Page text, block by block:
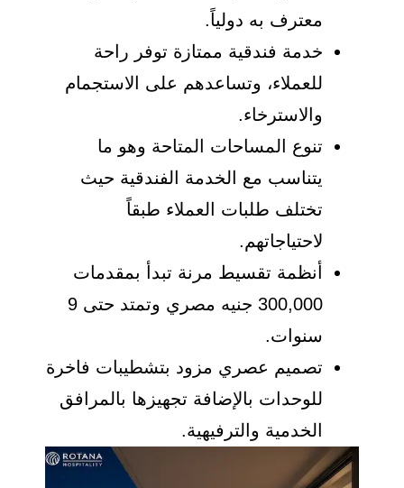
معترف به دولياً.
خدمة فندقية ممتازة توفر راحة
للعملاء، وتساعدهم على الاستجمام
والاسترخاء.
تنوع المساحات المتاحة وهو ما
يتناسب مع الخدمة الفندقية حيث
تختلف طلبات العملاء طبقاً
لاحتياجاتهم.
أنظمة تقسيط مرنة تبدأ بمقدمات
300,000 جنيه مصري وتمتد حتى 9
سنوات.
تصميم عصري مزود بتشطيبات فاخرة
للوحدات بالإضافة تجهيزها بالمرافق
الخدمية والترفيهية.